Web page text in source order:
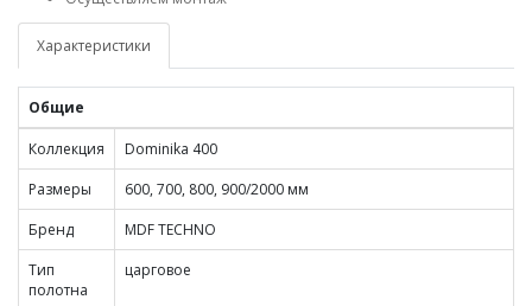
Характеристики
Общие
Коллекция
Dominika 400
Размеры
600, 700, 800, 900/2000 мм
Бренд
MDF TECHNO
Тип
полотна
царговое